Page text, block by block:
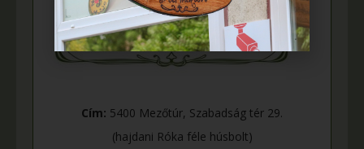
Cím: 5400 Mezőtúr, Szabadság tér 29.
(hajdani Róka féle húsbolt)